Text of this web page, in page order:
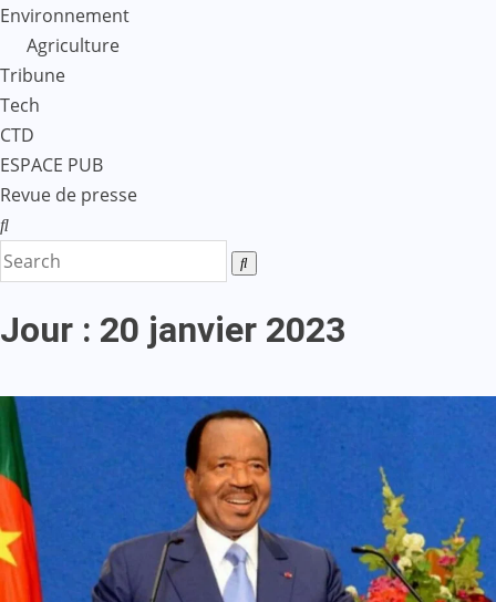
Environnement
Agriculture
Tribune
Tech
CTD
ESPACE PUB
Revue de presse
Jour : 20 janvier 2023